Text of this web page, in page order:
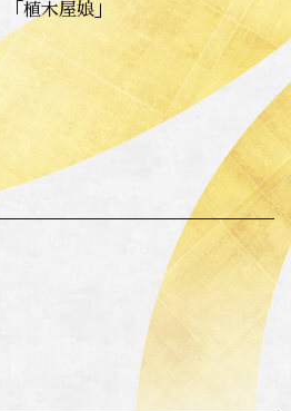
植木屋娘」